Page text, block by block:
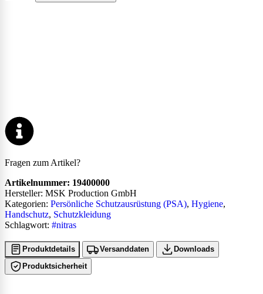
Fragen zum Artikel?
Artikelnummer: 19400000
Kategorien: Persönliche Schutzausrüstung (PSA), Hygiene,
Handschutz, Schutzkleidung
Schlagwort: #nitras
Hersteller: MSK Production GmbH
Produktdetails Versanddaten
Downloads
Produktsicherheit